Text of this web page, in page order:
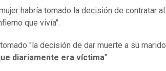
habría tomado la decisión de contratar al
que vivía".
"la decisión de dar muerte a su marido
diariamente era víctima".